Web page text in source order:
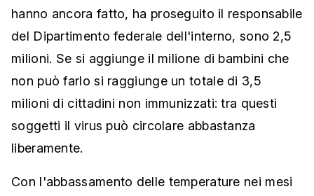
hanno ancora fatto, ha proseguito il responsabile
del Dipartimento federale dell'interno, sono 2,5
milioni. Se si aggiunge il milione di bambini che
non può farlo si raggiunge un totale di 3,5
milioni di cittadini non immunizzati: tra questi
soggetti il virus può circolare abbastanza
liberamente.
Con l'abbassamento delle temperature nei mesi